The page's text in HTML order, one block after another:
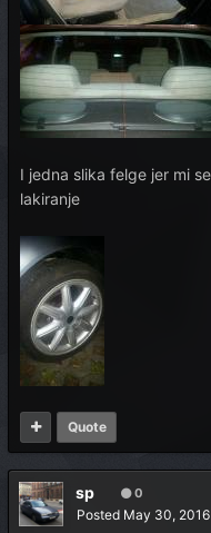
I jedna slika felge jer mi
lakiranje
Quote
sp 0
Posted May 30, 2016